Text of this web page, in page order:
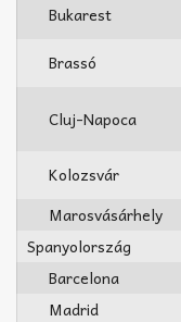
Bukarest
Brassó
Cluj-Napoca
Kolozsvár
Marosvásárhely
Spanyolország
Barcelona
Madrid